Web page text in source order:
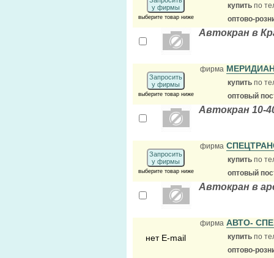
у фирмы
выберите товар ниже
купить по
оптово-
Автокран в
Запросить
у фирмы
выберите товар ниже
фирма
купить по
оптовый
Автокран 10-
Запросить
у фирмы
выберите товар ниже
фирма
купить по
оптовый
Автокран в
нет E-mail
фирма АВТО-
купить по
оптово-